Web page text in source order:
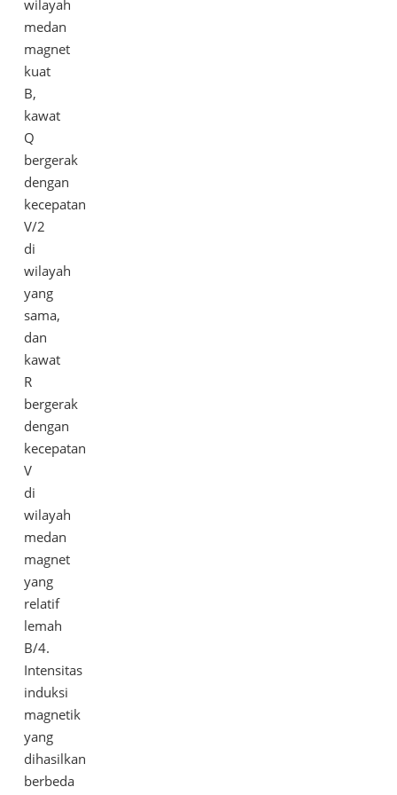
wilayah
medan
magnet
kuat
B,
kawat
Q
bergerak
dengan
kecepatan
V/2
di
wilayah
yang
sama,
dan
kawat
R
bergerak
dengan
kecepatan
V
di
wilayah
medan
magnet
yang
relatif
lemah
B/4.
Intensitas
induksi
magnetik
yang
dihasilkan
berbeda